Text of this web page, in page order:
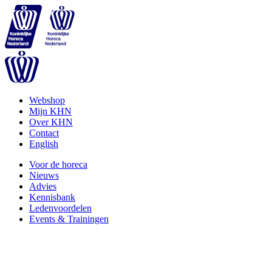
Webshop
Mijn KHN
Over KHN
Contact
English
Voor de horeca
Nieuws
Advies
Kennisbank
Ledenvoordelen
Events & Trainingen